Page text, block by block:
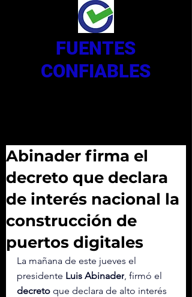
FUENTES
CONFIABLES
Abinader firma el
decreto que declara
de interés nacional la
construcción de
puertos digitales
La mañana de este jueves el
presidente Luis Abinader, firmó el
decreto que declara de alto interés